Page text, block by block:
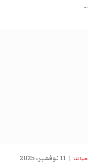
…
حياتنا 11 نوفمبر، 2025